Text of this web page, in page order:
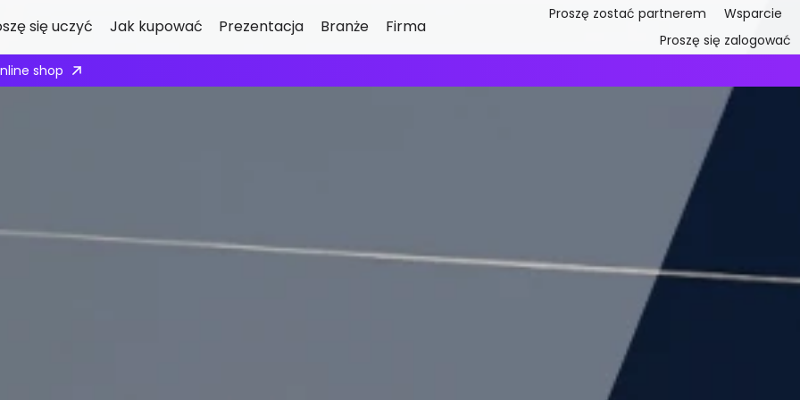
się uczyć Jak kupować Prezentacja Branże Firma
Proszę zostać partnerem
Wsparcie
Proszę się zalogować
here